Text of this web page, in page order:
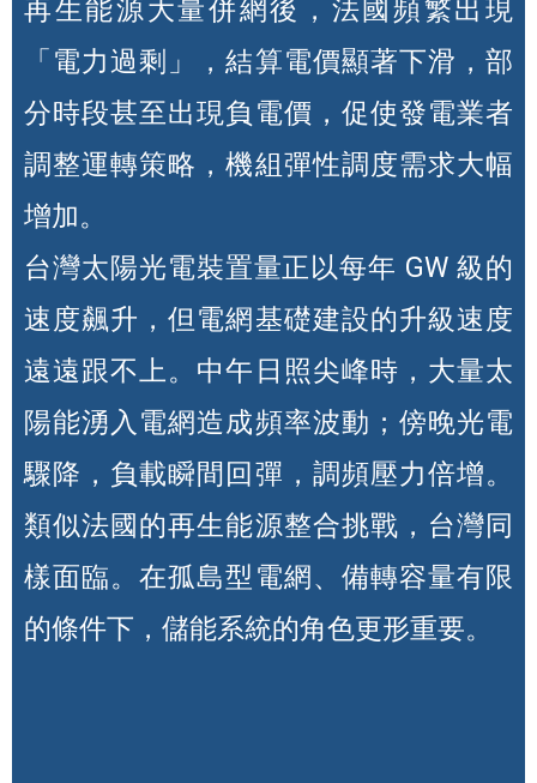
再生能源大量併網後，法國頻繁出現
「電力過剩」，結算電價顯著下滑，部
分時段甚至出現負電價，促使發電業者
調整運轉策略，機組彈性調度需求大幅
增加。
台灣太陽光電裝置量正以每年 GW 級的
速度飆升，但電網基礎建設的升級速度
遠遠跟不上。中午日照尖峰時，大量太
陽能湧入電網造成頻率波動；傍晚光電
驟降，負載瞬間回彈，調頻壓力倍增。
類似法國的再生能源整合挑戰，台灣同
樣面臨。在孤島型電網、備轉容量有限
的條件下，儲能系統的角色更形重要。